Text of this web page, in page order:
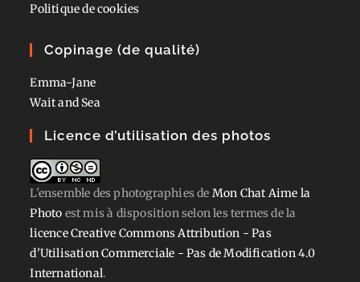
Politique de cookies
Copinage (de qualité)
Emma-Jane
Wait and Sea
Licence d’utilisation des photos
L'ensemble des photographiesde Mon Chat Aime la
Photo est mis à disposition selon les termes de la
licence Creative Commons Attribution - Pas
d'Utilisation Commerciale - Pas de Modification 4.0
International.